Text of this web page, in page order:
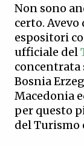
Non sono
certo.
espositori
ufficiale del
concentrata
Bosnia
Macedonia
per questo
del